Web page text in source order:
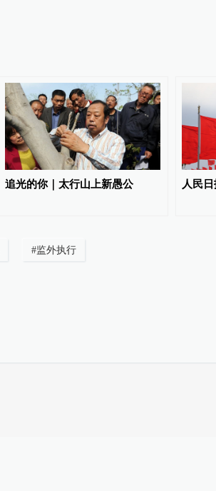
追光的你｜太行山上新愚公 人民
#监外执行